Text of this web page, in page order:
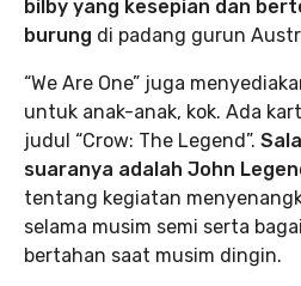
bilby yang kesepian dan
burung di padang gurun
“We Are One” juga
untuk anak-anak, kok. Ada
judul “Crow: The Legend”.
suaranya adalah John
tentang kegiatan
selama musim semi serta
bertahan saat musim dingin.